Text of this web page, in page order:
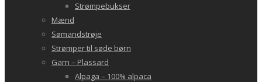
Strømpebukser
Mænd
Sømandstrøje
Strømper til søde børn
Garn – Plassard
Alpaga – 100% alpaca